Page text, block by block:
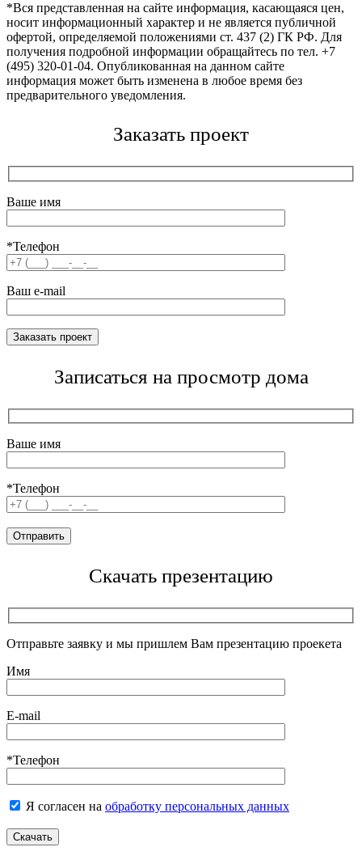
*Вся представленная на сайте информация, касающаяся цен,
носит информационный характер и не является публичной
офертой, определяемой положениями ст. 437 (2) ГК РФ. Для
получения подробной информации обращайтесь по тел. +7
(495) 320-01-04. Опубликованная на данном сайте
информация может быть изменена в любое время без
предварительного уведомления.
Заказать проект
Ваше имя
*Телефон
Ваш e-mail
Записаться на просмотр дома
Ваше имя
*Телефон
Скачать презентацию
Отправьте заявку и мы пришлем Вам презентацию проекета
Имя
E-mail
*Телефон
Я согласен на обработку персональных данных